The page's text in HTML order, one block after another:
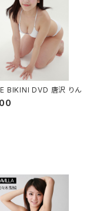
BIKINI DVD 唐沢 りん